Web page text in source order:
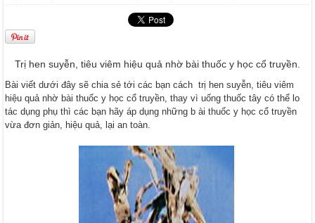
Trị hen suyễn, tiêu viêm hiệu quả nhờ bài thuốc y học cổ truyền.
Bài viết dưới đây sẽ chia sẻ tới các bạn cách trị hen suyễn, tiêu viêm
hiệu quả nhờ bài thuốc y học cổ truyền, thay vì uống thuốc tây có thể lo
tác dụng phụ thì các bạn hãy áp dụng những b ài thuốc y học cổ truyền
vừa đơn giản, hiệu quả, lại an toàn.